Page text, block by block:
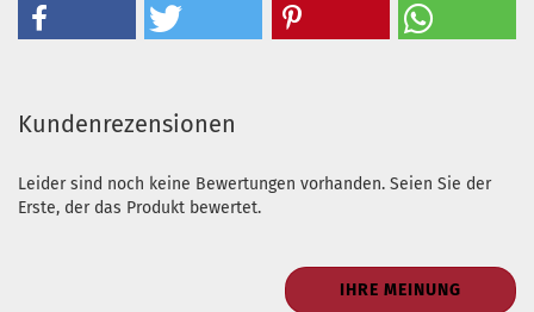
Kundenrezensionen
Leider sind noch keine Bewertungen vorhanden. Seien Sie der
Erste, der das Produkt bewertet.
IHRE MEINUNG